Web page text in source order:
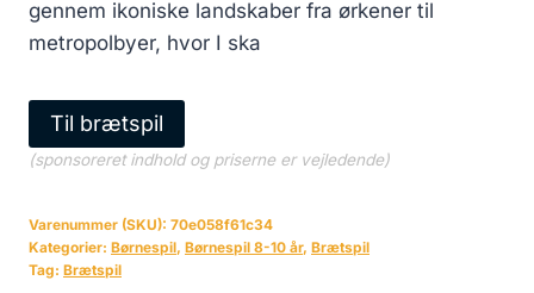
gennem ikoniske landskaber fra ørkener til
metropolbyer, hvor I ska
Til brætspil
(sponsoreret indhold og priserne er vejledende)
Varenummer (SKU): 70e058f61c34
Kategorier: Børnespil, Børnespil 8-10 år, Brætspil
Tag: Brætspil